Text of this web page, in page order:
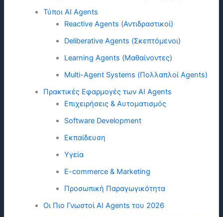
Τύποι AI Agents
Reactive Agents (Αντιδραστικοί)
Deliberative Agents (Σκεπτόμενοι)
Learning Agents (Μαθαίνοντες)
Multi-Agent Systems (Πολλαπλοί Agents)
Πρακτικές Εφαρμογές των AI Agents
Επιχειρήσεις & Αυτοματισμός
Software Development
Εκπαίδευση
Υγεία
E-commerce & Marketing
Προσωπική Παραγωγικότητα
Οι Πιο Γνωστοί AI Agents του 2026